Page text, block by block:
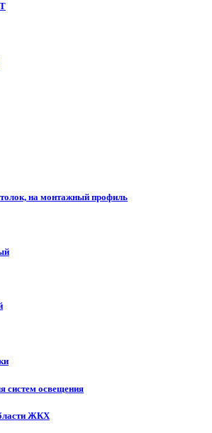
на монтажный профиль
систем освещения
ЖКХ